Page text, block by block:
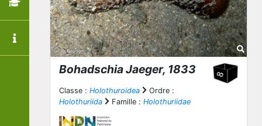
BohadschiaJaeger, 1833
Classe : Holothuroidea
Ordre :
Holothuriida
Famille : Holothuriidae